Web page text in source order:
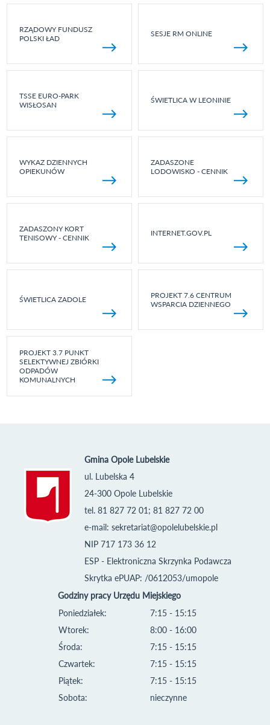
RZĄDOWY FUNDUSZ
POLSKI ŁAD
SESJE RM ONLINE
TSSE EURO-PARK
WISŁOSAN
ŚWIETLICA W LEONINIE
WYKAZ DZIENNYCH
OPIEKUNÓW
ZADASZONE
LODOWISKO - CENNIK
ZADASZONY KORT
TENISOWY - CENNIK
INTERNET.GOV.PL
ŚWIETLICA ZADOLE
PROJEKT 7.6 CENTRUM
WSPARCIA DZIENNEGO
PROJEKT 3.7 PUNKT
SELEKTYWNEJ ZBIÓRKI
ODPADÓW
KOMUNALNYCH
Gmina Opole Lubelskie
ul. Lubelska 4
24-300 Opole Lubelskie
tel. 81 827 72 01; 81 827 72 00
e-mail: sekretariat@opolelubelskie.pl
NIP 717 173 36 12
ESP - Elektroniczna Skrzynka Podawcza
Skrytka ePUAP: /0612053/umopole
Godziny pracy Urzędu Miejskiego
Poniedziałek:
Wtorek:
Środa:
Czwartek:
Piątek:
Sobota:
7:15 - 15:15
8:00 - 16:00
7:15 - 15:15
7:15 - 15:15
7:15 - 15:15
nieczynne